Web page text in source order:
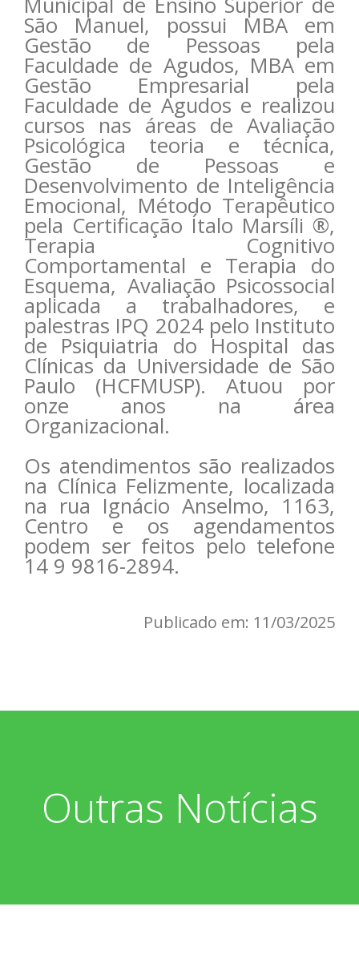
São Manuel, possui MBA em
Gestão de Pessoas pela
Faculdade de Agudos, MBA em
Gestão Empresarial pela
Faculdade de Agudos e realizou
cursos nas áreas de Avaliação
Psicológica teoria e técnica,
Gestão de Pessoas e
Desenvolvimento de Inteligência
Emocional, Método Terapêutico
pela Certificação Ítalo Marsíli ®,
Terapia Cognitivo
Comportamental e Terapia do
Esquema, Avaliação Psicossocial
aplicada a trabalhadores, e
palestras IPQ 2024 pelo Instituto
de Psiquiatria do Hospital das
Clínicas da Universidade de São
Paulo (HCFMUSP). Atuou por
onze anos na área
Organizacional.
Os atendimentos são realizados
na Clínica Felizmente, localizada
na rua Ignácio Anselmo, 1163,
Centro e os agendamentos
podem ser feitos pelo telefone
14 9 9816-2894.
Publicado em: 11/03/2025
Outras Notícias